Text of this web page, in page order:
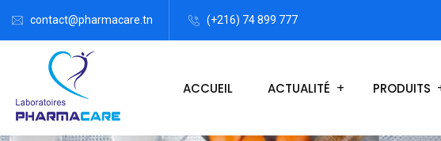
contact@pharmacare.tn (+216) 74 899 777
ACCUEIL ACTUALITÉ PRODUITS